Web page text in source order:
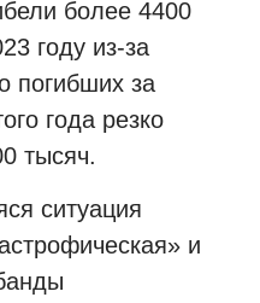
более 4400
году из-за
погибших за
года резко
тысяч.
ситуация
и